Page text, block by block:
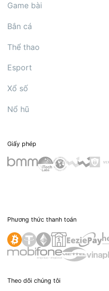
Game bài
Bắn cá
Thể thao
Esport
Xổ số
Nổ hũ
Giấy phép
Phương thức thanh toán
Theo dõi chúng tôi